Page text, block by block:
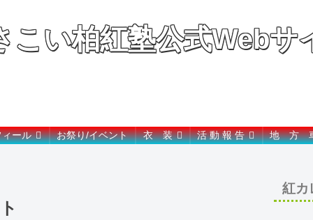
こい柏紅塾公式Webサ
ィール お祭り/イベント 衣 装 活 動 報 告 地 方
紅カ